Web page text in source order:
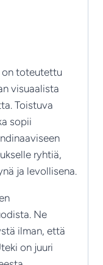
on toteutettu
visuaalista
Toistuva
sopii
ryhtiä,
ja levollisena.
Ne
ilman, että
on juuri